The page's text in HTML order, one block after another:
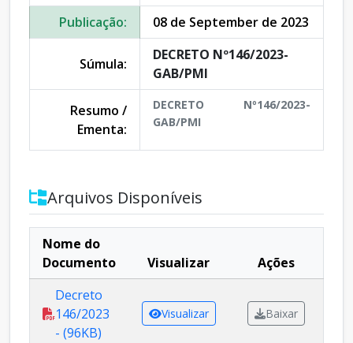
Publicação:
08 de September de 2023
Súmula:
DECRETO Nº146/2023-
GAB/PMI
Resumo /
Ementa:
DECRETO Nº146/2023-
GAB/PMI
Arquivos Disponíveis
Nome do
Documento
Visualizar
Ações
Decreto
146/2023
- (96KB)
Visualizar Baixar